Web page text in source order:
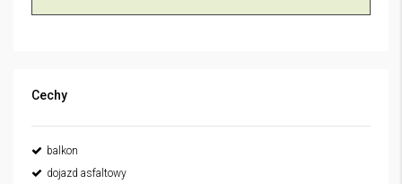
Cechy
balkon
dojazd asfaltowy